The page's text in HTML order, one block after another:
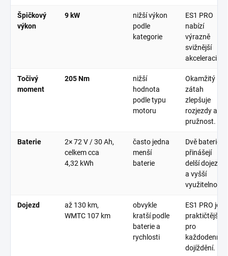
Špičkový
výkon
9 kW
nižší výkon
podle
kategorie
ES1 PRO
nabízí
výrazně
svižnější
akceleraci.
Točivý
moment
205 Nm
nižší
hodnota
podle typu
motoru
Okamžitý
zátah
zlepšuje
rozjezdy a
pružnost.
Baterie 2× 72 V / 30 Ah,
celkem cca
4,32 kWh
často jedna
menší
baterie
Dvě baterie
přinášejí
delší dojezd
a vyšší
využitelnost.
Dojezd až 130 km,
WMTC 107 km
obvykle
kratší podle
baterie a
rychlosti
ES1 PRO je
praktičtější
pro
každodenní
dojíždění.